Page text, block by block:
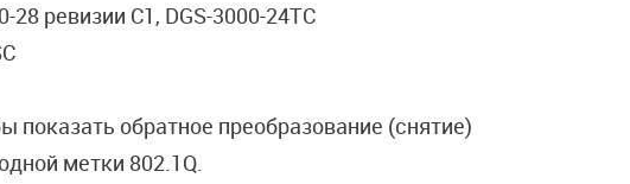
ревизии C1, DGS-3000-24TC
показать обратное преобразование (снятие)
метки 802.1Q.